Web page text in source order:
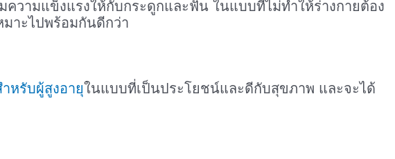
ความแข็งแรงให้กับกระดูกและฟัน ในแบบที่ไม่ทำให้ร่างกายต้อง
มาะไปพร้อมกันดีกว่า
หรับผู้สูงอายุในแบบที่เป็นประโยชน์และดีกับสุขภาพ และจะได้